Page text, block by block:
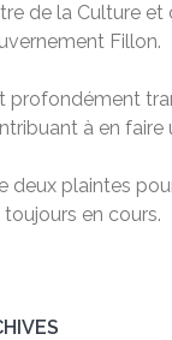
de la Culture
Fillon.
à en
deux plaintes
en cours.